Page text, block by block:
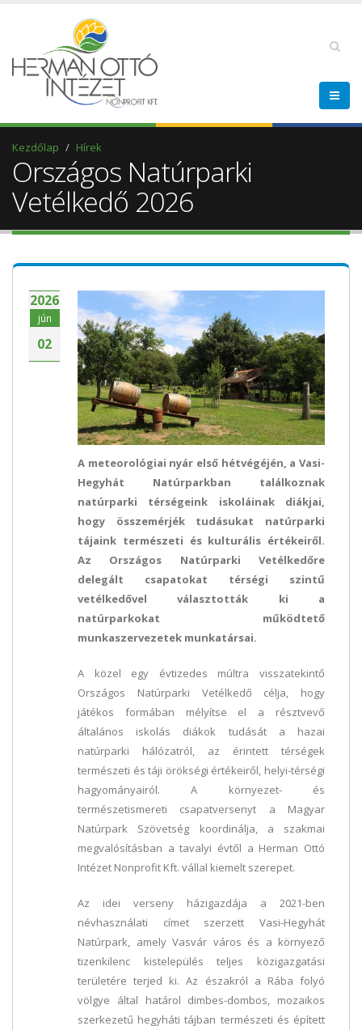
Kezdőlap Hírek
Országos Natúrparki
Vetélkedő 2026
2026
jún
02
A meteorológiai nyár első hétvégéjén, a Vasi-
Hegyhát Natúrparkban találkoznak
natúrparki térségeink iskoláinak diákjai,
hogy összemérjék tudásukat natúrparki
tájaink természeti és kulturális értékeiről.
Az Országos Natúrparki Vetélkedőre
delegált csapatokat térségi szintű
vetélkedővel választották ki a
natúrparkokat működtető
munkaszervezetek munkatársai.
A közel egy évtizedes múltra visszatekintő
Országos Natúrparki Vetélkedő célja, hogy
játékos formában mélyítse el a résztvevő
általános iskolás diákok tudását a hazai
natúrparki hálózatról, az érintett térségek
természeti és táji örökségi értékeiről, helyi-térségi
hagyományairól. A környezet- és
természetismereti csapatversenyt a Magyar
Natúrpark Szövetség koordinálja, a szakmai
megvalósításban a tavalyi évtől a Herman Ottó
Intézet Nonprofit Kft. vállal kiemelt szerepet.
Az idei verseny házigazdája a 2021-ben
névhasználati címet szerzett Vasi-Hegyhát
Natúrpark, amely Vasvár város és a környező
tizenkilenc kistelepülés teljes közigazgatási
területére terjed ki. Az északról a Rába folyó
völgye által határol dimbes-dombos, mozaikos
szerkezetű hegyháti tájban természeti és épített